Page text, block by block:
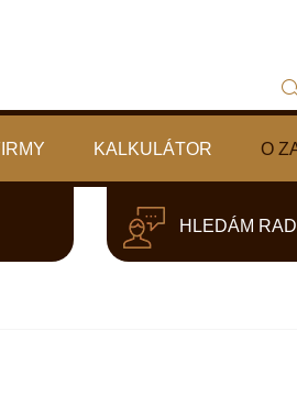
KALKULÁTOR O
HLEDÁM